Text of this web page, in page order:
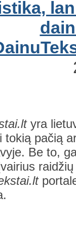
yra
tokią pačią
Be to,